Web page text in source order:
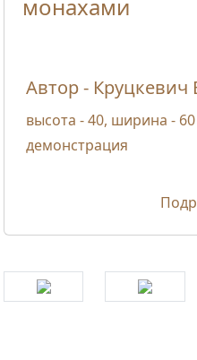
монахами
Автор - Круцкевич
высота - 40, ширина -
демонстрация